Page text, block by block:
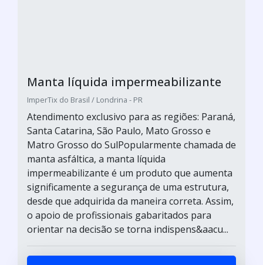
Manta líquida impermeabilizante
ImperTix do Brasil / Londrina - PR
Atendimento exclusivo para as regiões: Paraná,
Santa Catarina, São Paulo, Mato Grosso e
Matro Grosso do SulPopularmente chamada de
manta asfáltica, a manta líquida
impermeabilizante é um produto que aumenta
significamente a segurança de uma estrutura,
desde que adquirida da maneira correta. Assim,
o apoio de profissionais gabaritados para
orientar na decisão se torna indispens&aacu...